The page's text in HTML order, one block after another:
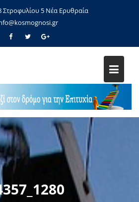
Στροφυλίου 5 Νέα Ερυθραία